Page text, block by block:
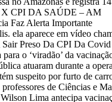
X CPI DA SAÚDE – AM
Faz Alerta Importante
ela aparece em vídeo
Preso Da CPI Da Covid
o ‘viradão’ da
atuaram durante a
suspeito por furto de
de Ciências e
Lima antecipa